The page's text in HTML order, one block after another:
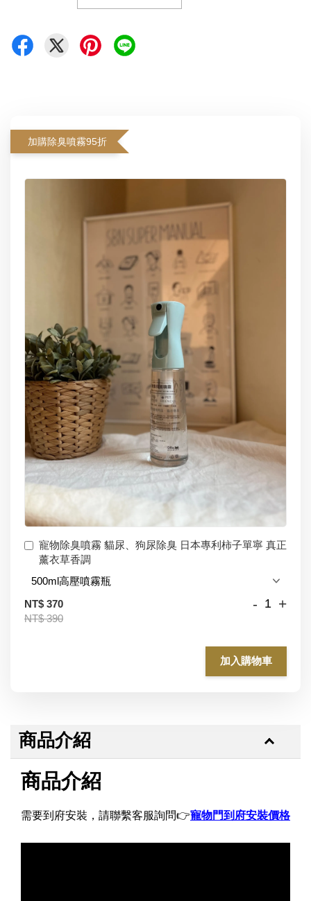
加購除臭噴霧95折
寵物除臭噴霧 貓尿、狗尿除臭 日本專利柿子單寧 真正
薰衣草香調
NT$ 370
NT$ 390
- +
加入購物車
商品介紹
商品介紹
需要到府安裝，請聯繫客服詢問👉寵物門到府安裝價格